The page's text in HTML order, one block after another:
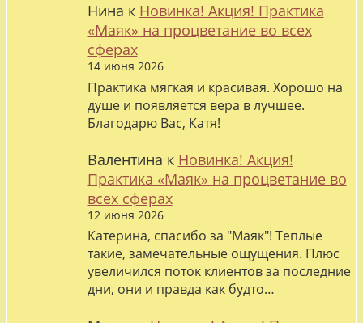
Нина к Новинка! Акция! Практика
«Маяк» на процветание во всех
сферах
14 июня 2026
Практика мягкая и красивая. Хорошо на
душе и появляется вера в лучшее.
Благодарю Вас, Катя!
Валентина к Новинка! Акция!
Практика «Маяк» на процветание во
всех сферах
12 июня 2026
Катерина, спасибо за "Маяк"! Теплые
такие, замечательные ощущения. Плюс
увеличился поток клиентов за последние
дни, они и правда как будто…